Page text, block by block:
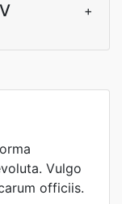
+
Vulgo
officiis.